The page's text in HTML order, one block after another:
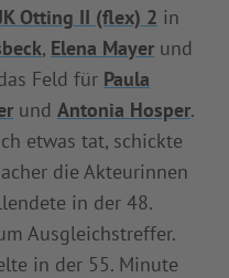
Otting II (flex) 2 in
, Elena Mayer und
Feld für Paula
und Antonia Hosper.
etwas tat, schickte
die Akteurinnen
in der 48.
Ausgleichstreffer.
in der 55. Minute